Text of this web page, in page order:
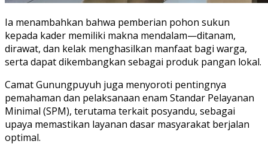
Ia menambahkan bahwa pemberian pohon sukun
kepada kader memiliki makna mendalam—ditanam,
dirawat, dan kelak menghasilkan manfaat bagi warga,
serta dapat dikembangkan sebagai produk pangan lokal.
Camat Gunungpuyuh juga menyoroti pentingnya
pemahaman dan pelaksanaan enam Standar Pelayanan
Minimal (SPM), terutama terkait posyandu, sebagai
upaya memastikan layanan dasar masyarakat berjalan
optimal.